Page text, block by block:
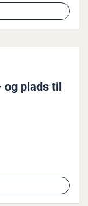
og plads til